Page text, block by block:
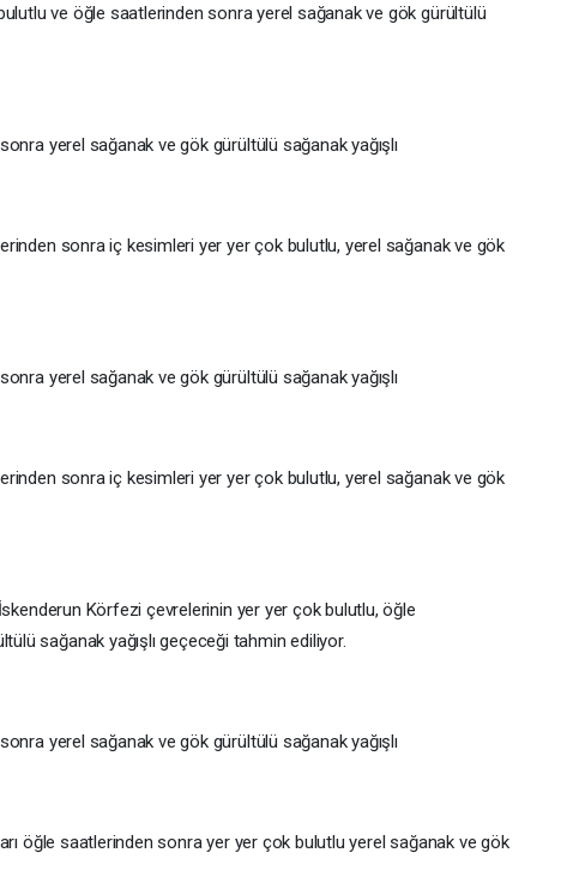
ve öğle saatlerinden sonra yerel sağanak ve gök gürültülü
yerel sağanak ve gök gürültülü sağanak yağışlı
sonra iç kesimleri yer yer çok bulutlu, yerel sağanak ve gök
yerel sağanak ve gök gürültülü sağanak yağışlı
sonra iç kesimleri yer yer çok bulutlu, yerel sağanak ve gök
Körfezi çevrelerinin yer yer çok bulutlu, öğle
sağanak yağışlı geçeceği tahmin ediliyor.
yerel sağanak ve gök gürültülü sağanak yağışlı
öğle saatlerinden sonra yer yer çok bulutlu yerel sağanak ve gök